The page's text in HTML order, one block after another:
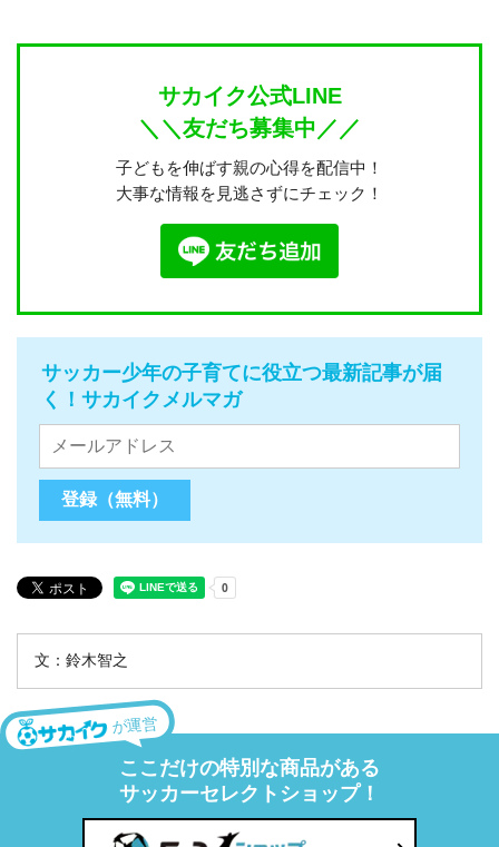
サカイク公式LINE
＼＼友だち募集中／／
子どもを伸ばす親の心得を配信中！
大事な情報を見逃さずにチェック！
サッカー少年の子育てに役立つ最新記事が届
く！サカイクメルマガ
文：鈴木智之
が運営
ここだけの特別な商品がある
サッカーセレクトショップ！